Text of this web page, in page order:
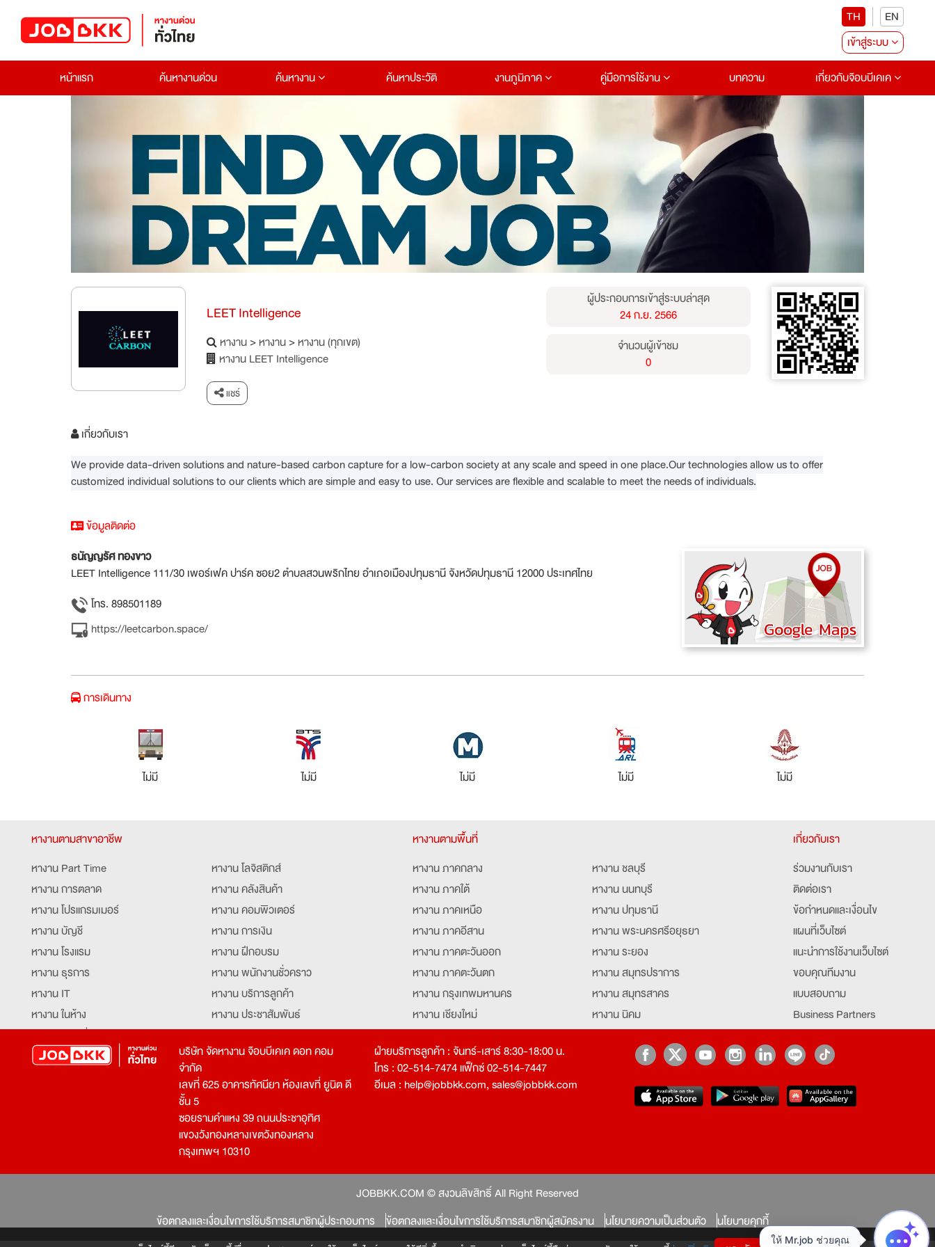
TH
EN
เข้าสู่ระบบ
หน้าแรก
ค้นหางานด่วน ค้นหางาน ค้นหาประวัติ งานภูมิภาค คู่มือการใช้งาน บทความ เกี่ยวกับจ๊อบบีเคเค
LEET Intelligence
หางาน>หางาน>หางาน (ทุกเขต)
หางาน LEET Intelligence
แชร์
ผู้ประกอบการเข้าสู่ระบบล่าสุด
24 ก.ย. 2566
จำนวนผู้เข้าชม
0
เกี่ยวกับเรา
We provide data-driven solutions and nature-based carbon capture for a low-carbon society at any scale and speed in one place.Our technologies allow us to offer
customized individual solutions to our clients which are simple and easy to use. Our services are flexible and scalable to meet the needs of individuals.
ข้อมูลติดต่อ
ธนัญญรัศ ทองขาว
LEET Intelligence 111/30 เพอร์เฟค ปาร์ค ซอย2 ตำบลสวนพริกไทย อำเภอเมืองปทุมธานี จังหวัดปทุมธานี 12000 ประเทศไทย
โทร. 898501189
https://leetcarbon.space/
การเดินทาง
ไม่มี ไม่มี ไม่มี ไม่มี ไม่มี
หางานตามสาขาอาชีพ
หางาน Part Time
หางาน การตลาด
หางาน โปรแกรมเมอร์
หางาน บัญชี
หางาน โรงแรม
หางาน ธุรการ
หางาน IT
หางาน ในห้าง
หางาน ท่องเที่ยว
หางาน จัดซื้อ
หางาน เจ้าหน้าที่รักษาความปลอดภัย
โปรแกรมเมอร์
หางาน โลจิสติกส์
หางาน คลังสินค้า
หางาน คอมพิวเตอร์
หางาน การเงิน
หางาน ฝึกอบรม
หางาน พนักงานชั่วคราว
หางาน บริการลูกค้า
หางาน ประชาสัมพันธ์
หางาน รับโทรศัพท์
หางาน ประสานงาน
หางาน จองตั๋ว
หางาน กุ๊ก
หางาน นักศึกษาฝึกงาน
หางาน Mobile Application
Developer
บริการสรรหาพนักงาน
บริษัทจัดหางาน
หางานตามพื้นที่
หางาน ภาคกลาง
หางาน ภาคใต้
หางาน ภาคเหนือ
หางาน ภาคอีสาน
หางาน ภาคตะวันออก
หางาน ภาคตะวันตก
หางาน กรุงเทพมหานคร
หางาน เชียงใหม่
หางาน ฉะเชิงเทรา
หางาน ชลบุรี
หางาน นนทบุรี
หางาน ปทุมธานี
หางาน พระนครศรีอยุธยา
หางาน ระยอง
หางาน สมุทรปราการ
หางาน สมุทรสาคร
หางาน นิคม
หางานอยุธยา
เกี่ยวกับเรา
ร่วมงานกับเรา
ติดต่อเรา
ข้อกำหนดและเงื่อนไข
แผนที่เว็บไซต์
แนะนำการใช้งานเว็บไซต์
ขอบคุณทีมงาน
แบบสอบถาม
Business Partners
Partner มหาวิทยาลัย
Job Index
job
บริษัท จัดหางาน จ๊อบบีเคเค ดอท คอม
จำกัด
เลขที่ 625 อาคารทัศนียา ห้องเลขที่ ยูนิต ดี
ชั้น 5
ซอยรามคำแหง 39 ถนนประชาอุทิศ
แขวงวังทองหลางเขตวังทองหลาง
กรุงเทพฯ 10310
ฝ่ายบริการลูกค้า : จันทร์-เสาร์ 8:30-18:00 น.
โทร : 02-514-7474 แฟ็กซ์ 02-514-7447
อีเมล : help@jobbkk.com,sales@jobbkk.com
JOBBKK.COM © สงวนลิขสิทธิ์ All Right Reserved
ข้อตกลงและเงื่อนไขการใช้บริการสมาชิกผู้ประกอบการ
ข้อตกลงและเงื่อนไขการใช้บริการสมาชิกผู้สมัครงาน นโยบายความเป็นส่วนตัว
นโยบายคุกกี้